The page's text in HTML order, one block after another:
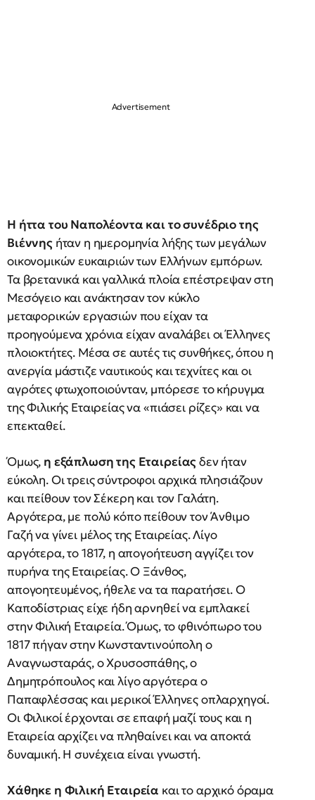
Η ήττα του Ναπολέοντα και το συνέδριο της
Βιέννηςήταν η ημερομηνία λήξης των μεγάλων
οικονομικών ευκαιριών των Ελλήνων εμπόρων.
Τα βρετανικά και γαλλικά πλοία επέστρεψαν στη
Μεσόγειο και ανάκτησαν τον κύκλο
μεταφορικών εργασιών που είχαν τα
προηγούμενα χρόνια είχαν αναλάβει οι Έλληνες
πλοιοκτήτες. Μέσα σε αυτές τις συνθήκες, όπου η
ανεργία μάστιζε ναυτικούς και τεχνίτες και οι
αγρότες φτωχοποιούνταν, μπόρεσε το κήρυγμα
της Φιλικής Εταιρείας να «πιάσει ρίζες» και να
επεκταθεί.
Όμως, η εξάπλωση της Εταιρείαςδεν ήταν
εύκολη. Οι τρεις σύντροφοι αρχικά πλησιάζουν
και πείθουν τον Σέκερη και τον Γαλάτη.
Αργότερα, με πολύ κόπο πείθουν τον Άνθιμο
Γαζή να γίνει μέλος της Εταιρείας. Λίγο
αργότερα, το 1817, η απογοήτευση αγγίζει τον
πυρήνα της Εταιρείας. Ο Ξάνθος,
απογοητευμένος, ήθελε να τα παρατήσει. Ο
Καποδίστριας είχε ήδη αρνηθεί να εμπλακεί
στην Φιλική Εταιρεία. Όμως, το φθινόπωρο του
1817 πήγαν στην Κωνσταντινούπολη ο
Αναγνωσταράς, ο Χρυσοσπάθης, ο
Δημητρόπουλος και λίγο αργότερα ο
Παπαφλέσσας και μερικοί Έλληνες οπλαρχηγοί.
Οι Φιλικοί έρχονται σε επαφή μαζί τους και η
Εταιρεία αρχίζει να πληθαίνει και να αποκτά
δυναμική. Η συνέχεια είναι γνωστή.
Χάθηκε η Φιλική Εταιρεία και το αρχικό όραμα